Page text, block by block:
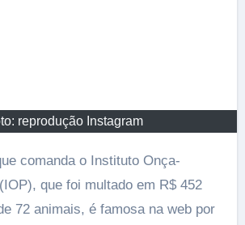
reprodução Instagram
comanda o Instituto Onça-
que foi multado em R$ 452
72 animais, é famosa na web por